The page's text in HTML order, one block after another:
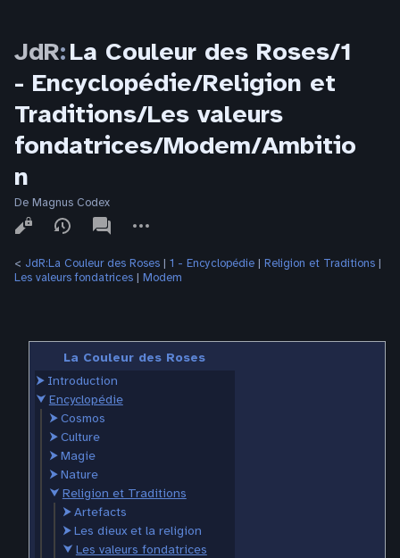
JdR:La Couleur des Roses/1
- Encyclopédie/Religion et
Traditions/Les valeurs
fondatrices/Modem/Ambitio
n
De Magnus Codex
Affichages
associated-
pages
actions
< JdR:La Couleur des Roses ‎ | 1 - Encyclopédie ‎ | Religion et Traditions ‎ |
Les valeurs fondatrices ‎ | Modem
La Couleur des Roses
⮞ Introduction
⮟ Encyclopédie
⮞Cosmos
⮞Culture
⮞Magie
⮞Nature
⮟ Religion et Traditions
⮞Artefacts
⮞Les dieux et la religion
⮟ Les valeurs fondatrices